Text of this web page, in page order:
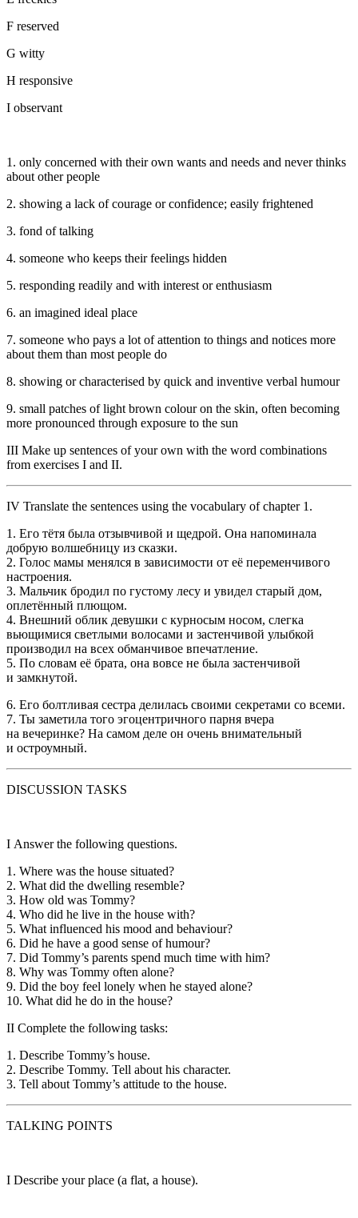
F reserved
G witty
H responsive
I observant
1. only concerned with their own wants and needs and never thinks
about other people
2. showing a lack of courage or confidence; easily frightened
3. fond of talking
4. someone who keeps their feelings hidden
5. responding readily and with interest or enthusiasm
6. an imagined ideal place
7. someone who pays a lot of attention to things and notices more
about them than most people do
8. showing or characterised by quick and inventive verbal humour
9. small patches of light brown colour on the skin, often becoming
more pronounced through exposure to the sun
III Make up sentences of your own with the word combinations
from exercises I and II.
IV Translate the sentences using the vocabulary of chapter 1.
1. Его тётя была отзывчивой и щедрой. Она напоминала
добрую волшебницу из сказки.
2. Голос мамы менялся в зависимости от её переменчивого
настроения.
3. Мальчик бродил по густому лесу и увидел старый дом,
оплетённый плющом.
4. Внешний облик девушки с курносым носом, слегка
вьющимися светлыми волосами и застенчивой улыбкой
производил на всех обманчивое впечатление.
5. По словам её брата, она вовсе не была застенчивой
и замкнутой.
6. Его болтливая сестра делилась своими секретами со всеми.
7. Ты заметила того эгоцентричного парня вчера
на вечеринке? На самом деле он очень внимательный
и остроумный.
DISCUSSION TASKS
I Answer the following questions.
1. Where was the house situated?
2. What did the dwelling resemble?
3. How old was Tommy?
4. Who did he live in the house with?
5. What influenced his mood and behaviour?
6. Did he have a good sense of humour?
7. Did Tommy’s parents spend much time with him?
8. Why was Tommy often alone?
9. Did the boy feel lonely when he stayed alone?
10. What did he do in the house?
II Complete the following tasks:
1. Describe Tommy’s house.
2. Describe Tommy. Tell about his character.
3. Tell about Tommy’s attitude to the house.
TALKING POINTS
I Describe your place (a flat, a house).